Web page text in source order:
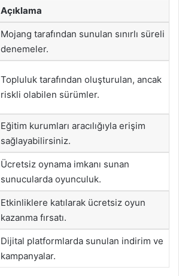
Açıklama
Mojang tarafından sunulan sınırlı süreli
denemeler.
Topluluk tarafından oluşturulan, ancak
riskli olabilen sürümler.
Eğitim kurumları aracılığıyla erişim
sağlayabilirsiniz.
Ücretsiz oynama imkanı sunan
sunucularda oyunculuk.
Etkinliklere katılarak ücretsiz oyun
kazanma fırsatı.
Dijital platformlarda sunulan indirim ve
kampanyalar.